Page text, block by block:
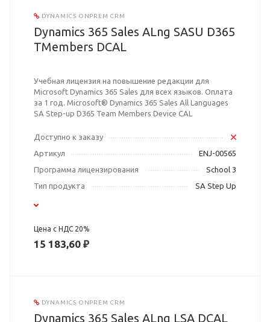
DYNAMICS ONPREM CRM
Dynamics 365 Sales ALng SASU D365
TMembers DCAL
Учебная лицензия на повышение редакции для
Microsoft Dynamics 365 Sales для всех языков. Оплата
за 1 год. Microsoft® Dynamics 365 Sales All Languages
SA Step-up D365 Team Members Device CAL
Доступно к заказу
Артикул
ENJ-00565
Программа лицензирования
School 3
Тип продукта
SA Step Up
Цена с НДС 20%
15 183,60 ₽
DYNAMICS ONPREM CRM
Dynamics 365 Sales ALng LSA DCAL